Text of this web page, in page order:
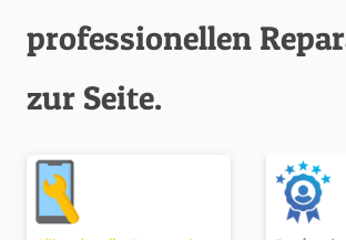
professionellen
zur Seite.